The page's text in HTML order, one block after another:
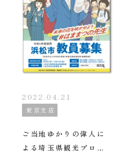
案内ツール
作成
2022.04.21
東京支店
ご当地ゆかりの偉人に
よる埼玉県観光プロモ